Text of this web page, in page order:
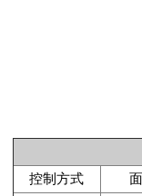
控制方式